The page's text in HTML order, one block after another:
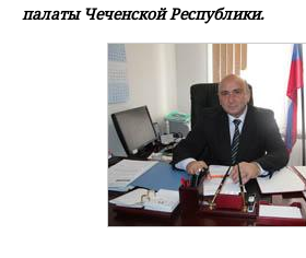
палаты Чеченской Республики.